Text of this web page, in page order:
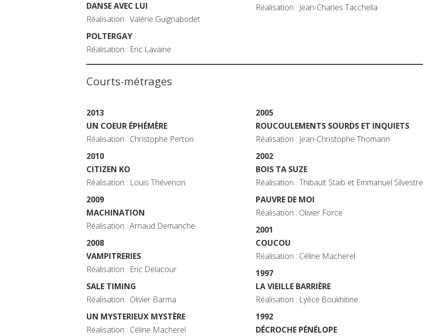
DANSE AVEC LUI
Réalisation : Valérie Guignabodet
POLTERGAY
Réalisation : Eric Lavaine
Réalisation : Jean-Charles Tacchella
Courts-métrages
2013
UN COEUR ÉPHÉMÈRE
Réalisation : Christophe Perton
2010
CITIZEN KO
Réalisation : Louis Thévenon
2009
MACHINATION
Réalisation : Arnaud Demanche
2008
VAMPITRERIES
Réalisation : Eric Delacour
SALE TIMING
Réalisation : Olivier Barma
UN MYSTERIEUX MYSTÈRE
Réalisation : Céline Macherel
2005
ROUCOULEMENTS SOURDS ET INQUIETS
Réalisation : Jean-Christophe Thomann
2002
BOIS TA SUZE
Réalisation : Thibault Staib et Emmanuel Silvestre
PAUVRE DE MOI
Réalisation : Olivier Force
2001
COUCOU
Réalisation : Céline Macherel
1997
LA VIEILLE BARRIÈRE
Réalisation : Lyèce Boukhitine
1992
DÉCROCHE PÉNÉLOPE